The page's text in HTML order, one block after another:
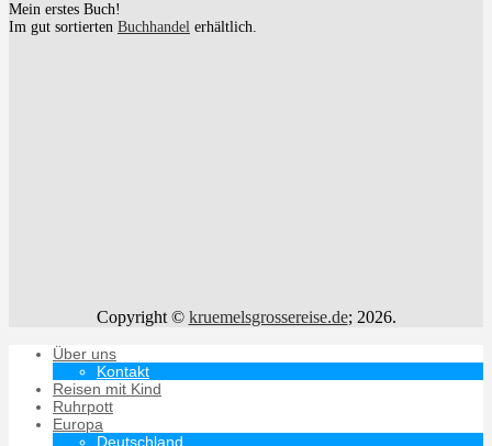
Mein erstes Buch!
Im gut sortierten Buchhandel erhältlich.
Copyright © kruemelsgrossereise.de; 2026.
Über uns
Kontakt
Reisen mit Kind
Ruhrpott
Europa
Deutschland